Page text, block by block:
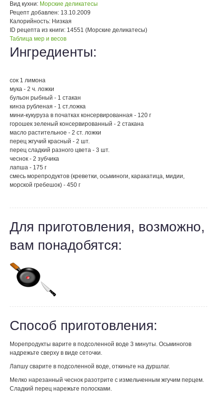
Вид кухни: Морские деликатесы
Рецепт добавлен: 13.10.2009
Калорийность: Низкая
ID рецепта из книги: 14551 (Морские деликатесы)
Таблица мер и весов
Ингредиенты:
сок 1 лимона
мука - 2 ч. ложки
бульон рыбный - 1 стакан
кинза рубленая - 1 ст.ложка
мини-кукуруза в початках консервированная - 120 г
горошек зеленый консервированный - 2 стакана
масло растительное - 2 ст. ложки
перец жгучий красный - 2 шт.
перец сладкий разного цвета - 3 шт.
чеснок - 2 зубчика
лапша - 175 г
смесь морепродуктов (креветки, осьминоги, каракатица, мидии,
морской гребешок) - 450 г
Для приготовления, возможно,
вам понадобятся:
Способ приготовления:
Морепродукты варите в подсоленной воде 3 минуты. Осьминогов
надрежьте сверху в виде сеточки.
Лапшу сварите в подсоленной воде, откиньте на дуршлаг.
Мелко нарезанный чеснок разотрите с измельченным жгучим перцем.
Сладкий перец нарежьте полосками.